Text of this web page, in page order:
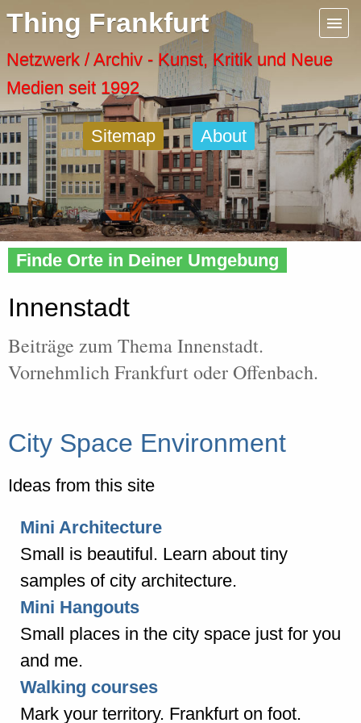
Thing Frankfurt
Netzwerk / Archiv - Kunst, Kritik und Neue
Medien seit 1992
Sitemap About
Home»Tags» Innenstadt
Finde Orte in Deiner Umgebung
Innenstadt
Beiträge zum Thema Innenstadt.
Vornehmlich Frankfurt oder Offenbach.
City Space Environment
Ideas from this site
Mini Architecture
Small is beautiful. Learn about tiny
samples of city architecture.
Mini Hangouts
Small places in the city space just for you
and me.
Walking courses
Mark your territory. Frankfurt on foot.
Menu
Artspaces
Cool Places
Frankfurt Diary
Activity
Recent Posts